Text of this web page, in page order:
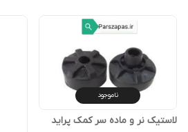
ناموجود
لاستیک نر و ماده سر کمک پراید